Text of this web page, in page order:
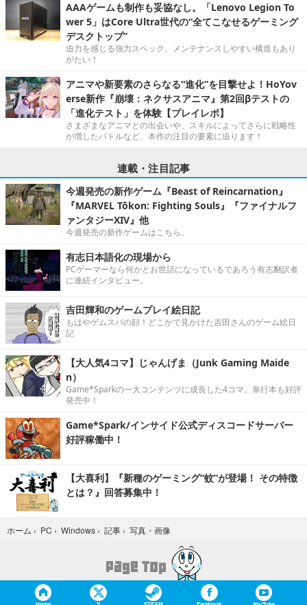
AAAゲームも制作も妥協なし。「Lenovo Legion To
wer 5」はCore Ultra世代の“全てこなせるゲーミング
デスクトップ”
迫力を感じる強力スペック。メンテナンスしやすい構造もあり
がたい！
アニマや新要素のさらなる“進化”を目撃せよ！HoYov
erse新作『崩壊：ネクサスアニマ』第2回βテストの
「進化テスト」を体験【プレイレポ】
さまざまなアニマとの出会いや、スキルによってさらに戦略性
が増したバトルなど、本作の注目の要素に迫ります！
連載・注目記事
今週発売の新作ゲーム『Beast of Reincarnation』
『MARVEL Tōkon: Fighting Souls』『ファイナルフ
ァンタジーXIV』他
今週発売の新作ゲームはこちら。
有志日本語化の現場から
PCゲーマーなら何かとお世話になっているであろう有志翻訳者
に連続インタビュー。
吉田輝和のゲームプレイ絵日記
もはやゲムスパの顔！どこかで見かけた吉田さんのゲーム絵日
記
【大人気4コマ】じゃんげま（Junk Gaming Maide
n）
Game*Sparkの一大コンテンツに成長した4コマ。単行本も好評
発売中！
Game*Spark/インサイド公式ディスコードサーバー
好評稼働中！
【大喜利】『新種のゲーミング“蚊”が登場！ その特徴
とは？』回答募集中！
ホーム › PC › Windows › 記事 › 写真・画像